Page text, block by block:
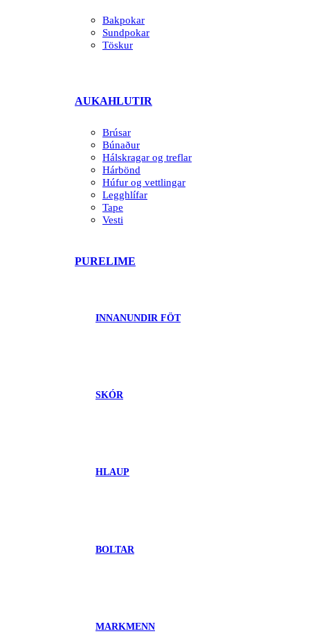
Bakpokar
Sundpokar
Töskur
AUKAHLUTIR
Brúsar
Búnaður
Hálskragar og treflar
Hárbönd
Húfur og vettlingar
Legghlífar
Tape
Vesti
PURELIME
INNANUNDIR FÖT
SKÓR
HLAUP
BOLTAR
MARKMENN